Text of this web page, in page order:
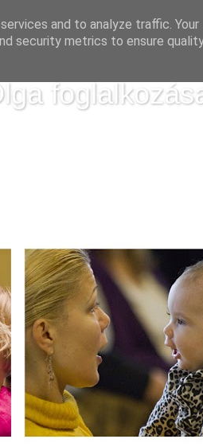
and to analyze traffic.
security metrics to ensure